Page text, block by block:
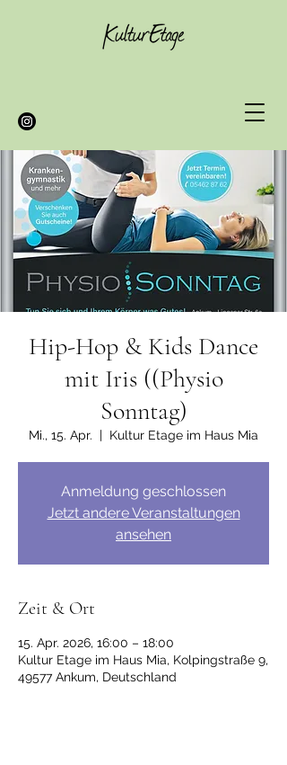
Hip-Hop & Kids Dance
mit Iris ((Physio
Sonntag)
Mi., 15. Apr.
  |
Kultur Etage im Haus Mia
Anmeldung geschlossen
Jetzt andere Veranstaltungen
ansehen
Zeit & Ort
15. Apr. 2026, 16:00 – 18:00
Kultur Etage im Haus Mia, Kolpingstraße 9,
49577 Ankum, Deutschland